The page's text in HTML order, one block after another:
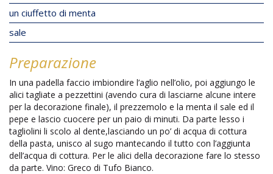
un ciuffetto di menta
sale
Preparazione
In una padella faccio imbiondire l’aglio nell’olio, poi aggiungo le
alici tagliate a pezzettini (avendo cura di lasciarne alcune intere
per la decorazione finale), il prezzemolo e la menta il sale ed il
pepe e lascio cuocere per un paio di minuti. Da parte lesso i
tagliolini li scolo al dente,lasciando un po’ di acqua di cottura
della pasta, unisco al sugo mantecando il tutto con l’aggiunta
dell’acqua di cottura. Per le alici della decorazione fare lo stesso
da parte. Vino: Greco di Tufo Bianco.